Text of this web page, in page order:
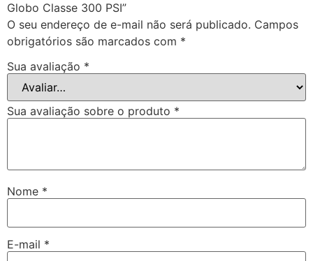
Globo Classe 300 PSI”
O seu endereço de e-mail não será publicado. Campos
obrigatórios são marcados com *
Sua avaliação *
Sua avaliação sobre o produto *
Nome *
E-mail *